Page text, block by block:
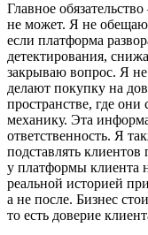
Главное
не может. Я не
если платформа
детектирования,
закрываю вопрос. Я
делают покупку на
пространстве, где они
механику. Эта
ответственность. Я
подставлять
у платформы клиента
реальной историей
а не после. Бизнес
то есть доверие